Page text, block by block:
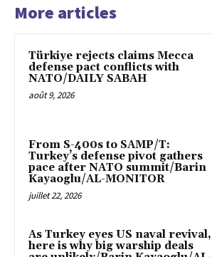
More articles
Türkiye rejects claims Mecca
defense pact conflicts with
NATO/DAILY SABAH
août 9, 2026
From S-400s to SAMP/T:
Turkey’s defense pivot gathers
pace after NATO summit/Barin
Kayaoglu/AL-MONITOR
juillet 22, 2026
As Turkey eyes US naval revival,
here is why big warship deals